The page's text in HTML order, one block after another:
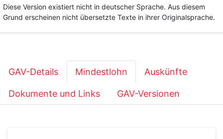
Diese Version existiert nicht in deutscher Sprache. Aus diesem
Grund erscheinen nicht übersetzte Texte in ihrer Originalsprache.
GAV-Details Mindestlohn Auskünfte
Dokumente und Links GAV-Versionen